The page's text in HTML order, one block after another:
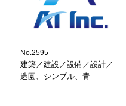
No.2595
建築／建設／設備／設計／
造園、シンプル、青